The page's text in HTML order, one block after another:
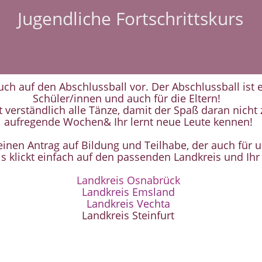
Jugendliche Fortschrittskurs
auf den Abschlussball vor. Der Abschlussball ist
Schüler/innen und auch für die Eltern!
alle Tänze, damit der Spaß daran nicht
aufregende Wochen& Ihr lernt neue Leute kennen!
Antrag auf Bildung und Teilhabe, der auch für
klickt einfach auf den passenden Landkreis und
Landkreis Osnabrück
Landkreis Emsland
Landkreis Vechta
Landkreis Steinfurt